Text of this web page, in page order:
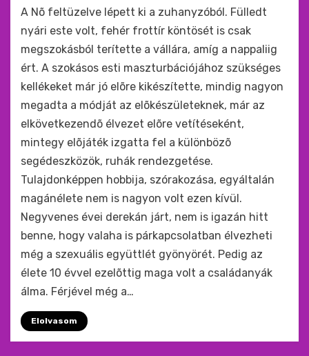
by monkey
A Nõ feltüzelve lépett ki a zuhanyzóból. Fülledt
nyári este volt, fehér frottír köntösét is csak
megszokásból terítette a vállára, amíg a nappaliig
ért. A szokásos esti maszturbációjához szükséges
kellékeket már jó elõre kikészítette, mindig nagyon
megadta a módját az elõkészületeknek, már az
elkövetkezendõ élvezet elõre vetítéseként,
mintegy elõjáték izgatta fel a különbözõ
segédeszközök, ruhák rendezgetése.
Tulajdonképpen hobbija, szórakozása, egyáltalán
magánélete nem is nagyon volt ezen kívül.
Negyvenes évei derekán járt, nem is igazán hitt
benne, hogy valaha is párkapcsolatban élvezheti
még a szexuális együttlét gyönyörét. Pedig az
élete 10 évvel ezelõttig maga volt a családanyák
álma. Férjével még a…
Elolvasom